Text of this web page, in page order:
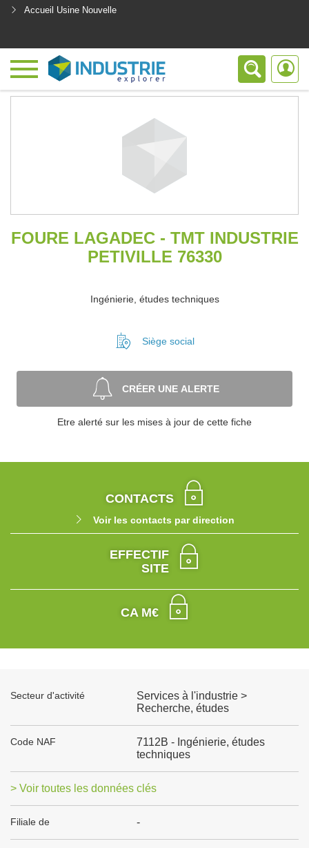
Accueil Usine Nouvelle
FOURE LAGADEC - TMT INDUSTRIE
PETIVILLE 76330
Ingénierie, études techniques
Siège social
CRÉER UNE ALERTE
Etre alerté sur les mises à jour de cette fiche
CONTACTS
Voir les contacts par direction
EFFECTIF
SITE
CA M€
Secteur d'activité
Services à l'industrie >
Recherche, études
Code NAF
7112B - Ingénierie, études
techniques
> Voir toutes les données clés
Filiale de -